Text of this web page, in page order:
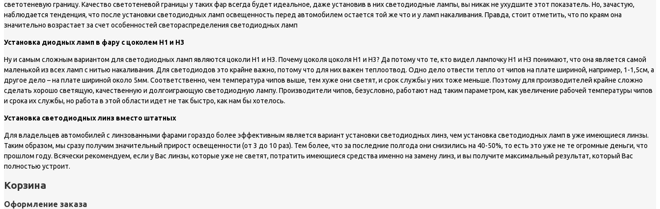
светотеневую границу. Качество светотеневой границы у таких фар всегда будет идеальное, даже установив в них светодиодные лампы, вы никак не ухудшите этот показатель. Но, зачастую,
наблюдается тенденция, что после установки светодиодных ламп освещенность перед автомобилем остается той же что и у ламп накаливания. Правда, стоит отметить, что по краям она
значительно возрастает за счет особенностей светораспределения светодиодных ламп
Установка диодных ламп в фару с цоколем Н1 и Н3
Ну и самым сложным вариантом для светодиодных ламп являются цоколи Н1 и Н3. Почему цоколя цоколя Н1 и Н3? Да потому что те, кто видел лампочку Н1 и Н3 понимают, что она является самой
маленькой из всех ламп с нитью накаливания. Для светодиодов это крайне важно, потому что для них важен теплоотвод. Одно дело отвести тепло от чипов на плате шириной, например, 1-1,5см, а
другое дело – на плате шириной около 5мм. Соответственно, чем температура чипов выше, тем хуже они светят, и срок службы у них тоже меньше. Поэтому для производителей крайне сложно
сделать хорошо светящую, качественную и долгоиграющую светодиодную лампу. Производители чипов, безусловно, работают над таким параметром, как увеличение рабочей температуры чипов
и срока их службы, но работа в этой области идет не так быстро, как нам бы хотелось.
Установка светодиодных линз вместо штатных
Для владельцев автомобилей с линзованными фарами гораздо более эффективным является вариант установки светодиодных линз, чем установка светодиодных ламп в уже имеющиеся линзы.
Таким образом, мы сразу получим значительный прирост освещенности (от 3 до 10 раз). Тем более, что за последние полгода они снизились на 40-50%, то есть это уже не те огромные деньги, что
прошлом году. Всячески рекомендуем, если у Вас линзы, которые уже не светят, потратить имеющиеся средства именно на замену линз, и вы получите максимальный результат, который Вас
полностью устроит.
Корзина
Оформление заказа